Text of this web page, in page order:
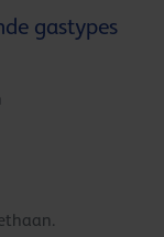
gastypes